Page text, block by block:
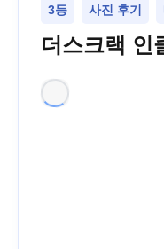
3등 사진 후기
더스크랙 인